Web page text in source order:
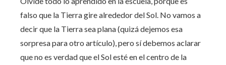
falso que la Tierra gire alrededor del Sol. No vamos a
decir que la Tierra sea plana (quizá dejemos esa
sorpresa para otro artículo), pero sí debemos aclarar
que no es verdad que el Sol esté en el centro de la